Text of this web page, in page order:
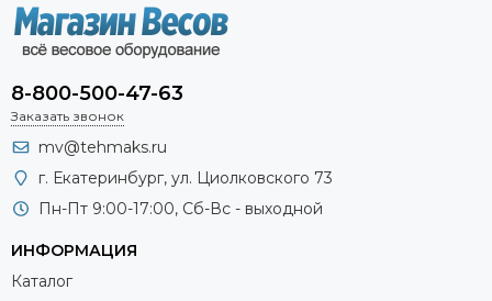
8-800-500-47-63
Заказать звонок
mv@tehmaks.ru
г. Екатеринбург, ул. Циолковского 73
Пн-Пт 9:00-17:00, Сб-Вс - выходной
ИНФОРМАЦИЯ
Каталог